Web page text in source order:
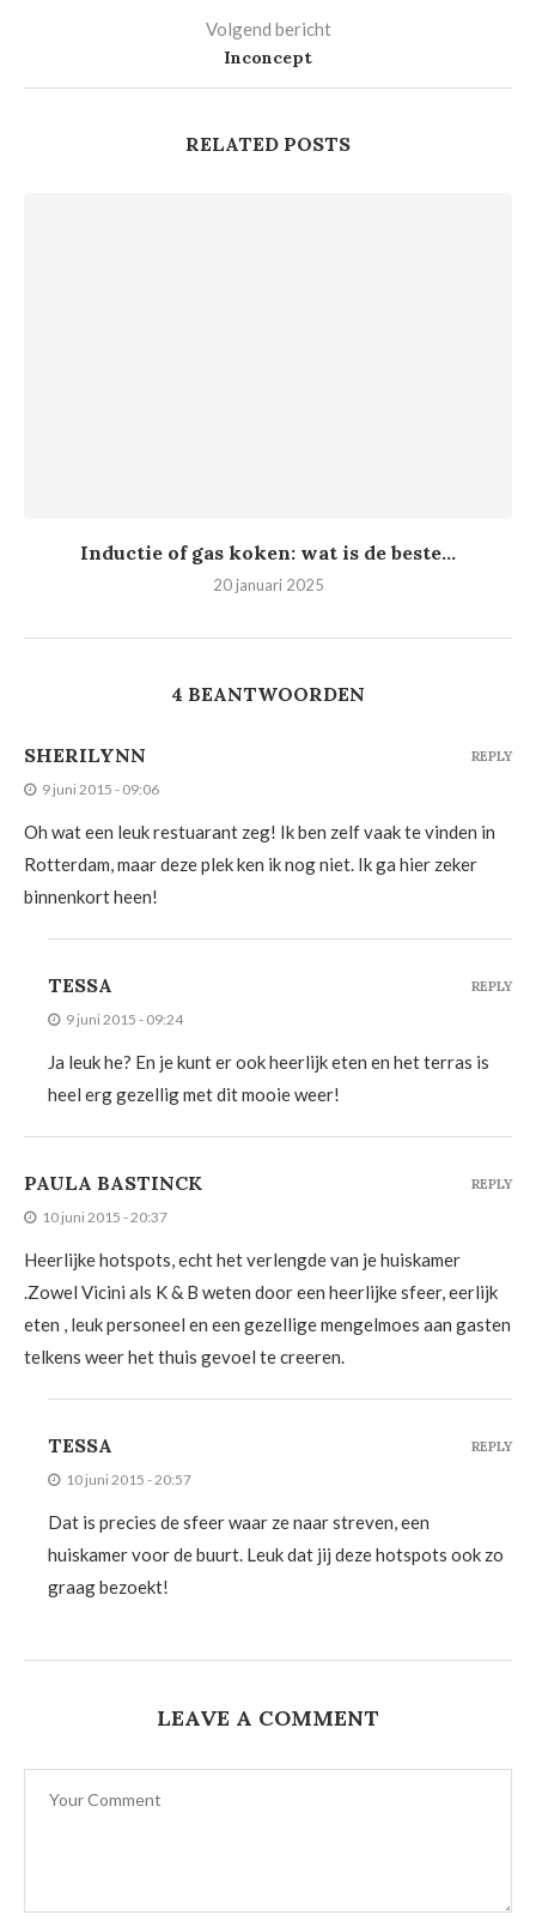
Volgend bericht
Inconcept
RELATED POSTS
Inductie of gas koken: wat is de beste...
20 januari 2025
4 BEANTWOORDEN
SHERILYNN
9 juni 2015 - 09:06
Oh wat een leuk restuarant zeg! Ik ben zelf vaak te vinden in
Rotterdam, maar deze plek ken ik nog niet. Ik ga hier zeker
binnenkort heen!
REPLY
TESSA
9 juni 2015 - 09:24
Ja leuk he? En je kunt er ook heerlijk eten en het terras is
heel erg gezellig met dit mooie weer!
REPLY
PAULA BASTINCK
10 juni 2015 - 20:37
Heerlijke hotspots, echt het verlengde van je huiskamer
.Zowel Vicini als K & B weten door een heerlijke sfeer, eerlijk
eten , leuk personeel en een gezellige mengelmoes aan gasten
telkens weer het thuis gevoel te creeren.
REPLY
TESSA
10 juni 2015 - 20:57
Dat is precies de sfeer waar ze naar streven, een
huiskamer voor de buurt. Leuk dat jij deze hotspots ook zo
graag bezoekt!
REPLY
LEAVE A COMMENT